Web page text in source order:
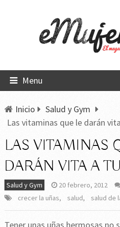
Menu
Inicio
Salud y Gym
Las vitaminas que le darán
LAS VITAMINAS
DARÁN VITA A
Salud y Gym 20 febrero, 2012
crecer la uñas, salud, salud de
Tener unas uñas hermosas no